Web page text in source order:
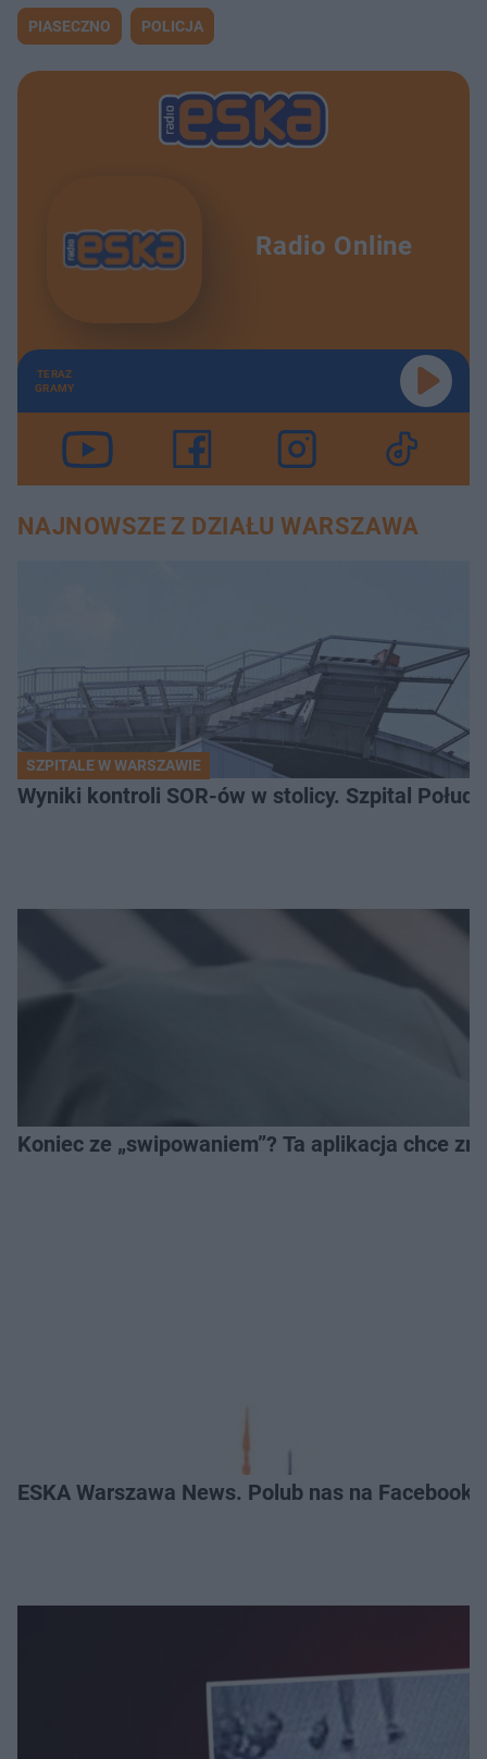
PIASECZNO POLICJA
Radio Online
TERAZ
GRAMY
NAJNOWSZE Z DZIAŁU WARSZAWA
SZPITALE W WARSZAWIE
Wyniki kontroli SOR-ów w stolicy. Szpital
Koniec ze „swipowaniem”? Ta aplikacja chce
ESKA Warszawa News. Polub nas na